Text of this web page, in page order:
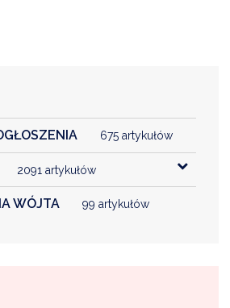
675 artykułów
2091 artykułów
WÓJTA 99 artykułów